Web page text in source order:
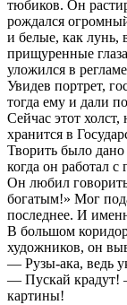
тюбиков. Он
рождался
и белые, как лунь,
прищуренные
уложился в
Увидев портрет,
тогда ему и дали
Сейчас этот
хранится в
Творить было
когда он работал
Он любил
богатым!» Мог
последнее. И
В большом
художников, он
— Рузы-ака, ведь
— Пускай крадут!
картины!